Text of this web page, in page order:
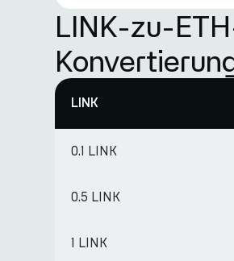
LINK-zu-
LINK
0.1 LINK
0.5 LINK
1 LINK